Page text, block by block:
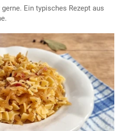
Ein typisches Rezept aus